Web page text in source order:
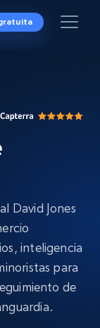
David Jones
inteligencia
para
de